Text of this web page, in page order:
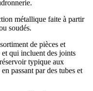
métallique faite à partir
soudés.
de pièces et
et qui incluent des joints
typique aux
passant par des tubes et